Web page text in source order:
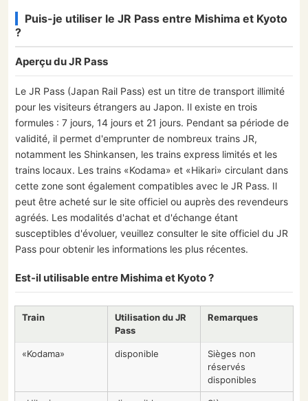
Puis-je utiliser le JR Pass entre Mishima et Kyoto
?
Aperçu du JR Pass
Le JR Pass (Japan Rail Pass) est un titre de transport illimité
pour les visiteurs étrangers au Japon. Il existe en trois
formules : 7 jours, 14 jours et 21 jours. Pendant sa période de
validité, il permet d'emprunter de nombreux trains JR,
notamment les Shinkansen, les trains express limités et les
trains locaux. Les trains «Kodama» et «Hikari» circulant dans
cette zone sont également compatibles avec le JR Pass. Il
peut être acheté sur le site officiel ou auprès des revendeurs
agréés. Les modalités d'achat et d'échange étant
susceptibles d'évoluer, veuillez consulter le site officiel du JR
Pass pour obtenir les informations les plus récentes.
Est-il utilisable entre Mishima et Kyoto ?
Train
Utilisation du JR
Pass
Remarques
«Kodama» disponible
Sièges non
réservés
disponibles